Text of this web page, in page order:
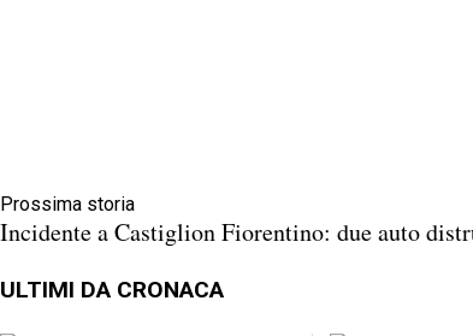
Prossima storia
Incidente a Castiglion Fiorentino: due auto
ULTIMI DA CRONACA